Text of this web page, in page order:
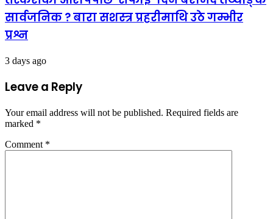
सार्वजनिक ? बारा सशस्त्र प्रहरीमाथि उठे गम्भीर
प्रश्न
3 days ago
Leave a Reply
Your email address will not be published. Required fields are
marked *
Comment *